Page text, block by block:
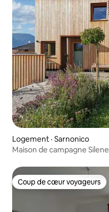
Logement · Sarnonico
Maison de campagne Silene
Coup de cœur voyageurs
Coup de cœur voyageurs